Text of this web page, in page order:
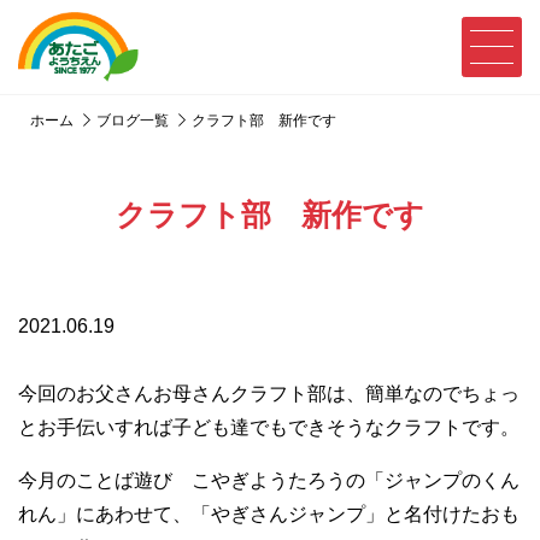
ホーム ブログ一覧 クラフト部 新作です
クラフト部 新作です
2021.06.19
今回のお父さんお母さんクラフト部は、簡単なのでちょっ
とお手伝いすれば子ども達でもできそうなクラフトです。
今月のことば遊び こやぎようたろうの「ジャンプのくん
れん」にあわせて、「やぎさんジャンプ」と名付けたおも